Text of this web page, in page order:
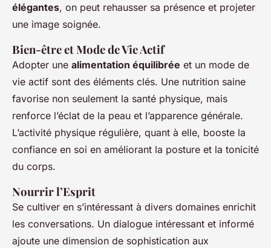
élégantes, on peut rehausser sa présence et projeter
une image soignée.
Bien-être et Mode de Vie Actif
Adopter une alimentation équilibrée et un mode de
vie actif sont des éléments clés. Une nutrition saine
favorise non seulement la santé physique, mais
renforce l’éclat de la peau et l’apparence générale.
L’activité physique régulière, quant à elle, booste la
confiance en soi en améliorant la posture et la tonicité
du corps.
Nourrir l’Esprit
Se cultiver en s’intéressant à divers domaines enrichit
les conversations. Un dialogue intéressant et informé
ajoute une dimension de sophistication aux